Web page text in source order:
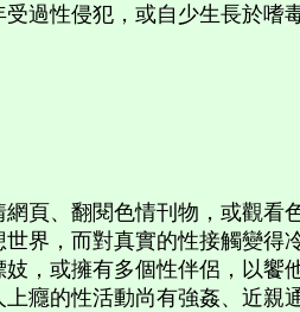
過性侵犯，或自少生長於嗜
、翻閱色情刊物，或觀看
界，而對真實的性接觸變得
，或擁有多個性伴侶，以饗
癮的性活動尚有強姦、近親